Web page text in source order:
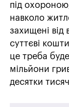
під
навколо
захищені від
суттєві
це треба
мільйони
десятки